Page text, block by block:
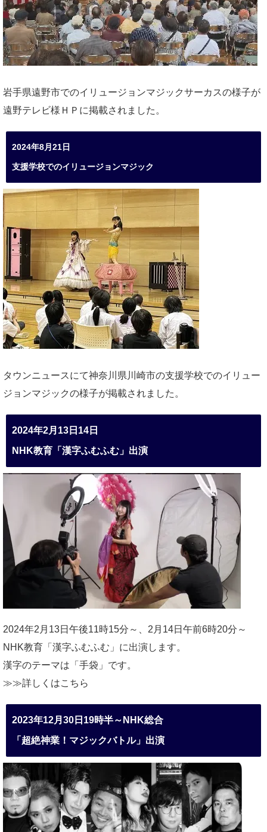
岩手県遠野市でのイリュージョンマジックサーカスの様子が
遠野テレビ様ＨＰに掲載されました。
2024年8月21日
支援学校でのイリュージョンマジック
タウンニュースにて神奈川県川崎市の支援学校でのイリュー
ジョンマジックの様子が掲載されました。
2024年2月13日14日
NHK教育「漢字ふむふむ」出演
2024年2月13日午後11時15分～、2月14日午前6時20分～
NHK教育「漢字ふむふむ」に出演します。
漢字のテーマは「手袋」です。
≫≫詳しくはこちら
2023年12月30日19時半～NHK総合
「超絶神業！マジックバトル」出演